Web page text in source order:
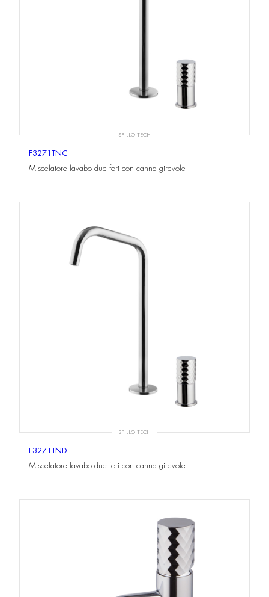
SPILLO TECH
F3271TNC
Miscelatore lavabo due fori con canna girevole
SPILLO TECH
F3271TND
Miscelatore lavabo due fori con canna girevole